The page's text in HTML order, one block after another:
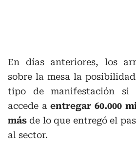
En días anteriores, los
sobre la mesa la
tipo de manifestación si
accede aentregar 60.000
másde lo que entregó el
al sector.